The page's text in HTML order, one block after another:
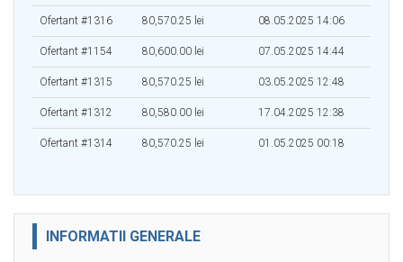
Ofertant #1316 80,570.25 lei 08.05.2025 14:06
Ofertant #1154 80,600.00 lei 07.05.2025 14:44
Ofertant #1315 80,570.25 lei 03.05.2025 12:48
Ofertant #1312 80,580.00 lei 17.04.2025 12:38
Ofertant #1314 80,570.25 lei 01.05.2025 00:18
INFORMATII GENERALE